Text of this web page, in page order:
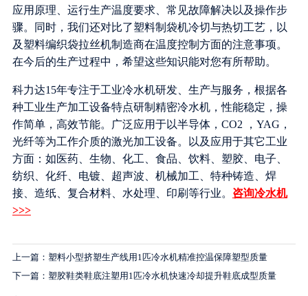
应用原理、运行生产温度要求、常见故障解决以及操作步
骤。同时，我们还对比了塑料制袋机冷切与热切工艺，以
及塑料编织袋拉丝机制造商在温度控制方面的注意事项。
在今后的生产过程中，希望这些知识能对您有所帮助。
科力达15年专注于工业冷水机研发、生产与服务，根据各
种工业生产加工设备特点研制精密冷水机，性能稳定，操
作简单，高效节能。广泛应用于以半导体，CO2 ，YAG，
光纤等为工作介质的激光加工设备。以及应用于其它工业
方面：如医药、生物、化工、食品、饮料、塑胶、电子、
纺织、化纤、电镀、超声波、机械加工、特种铸造、焊
接、造纸、复合材料、水处理、印刷等行业。 咨询冷水机
>>>
上一篇：塑料小型挤塑生产线用1匹冷水机精准控温保障塑型质量
下一篇：塑胶鞋类鞋底注塑用1匹冷水机快速冷却提升鞋底成型质量